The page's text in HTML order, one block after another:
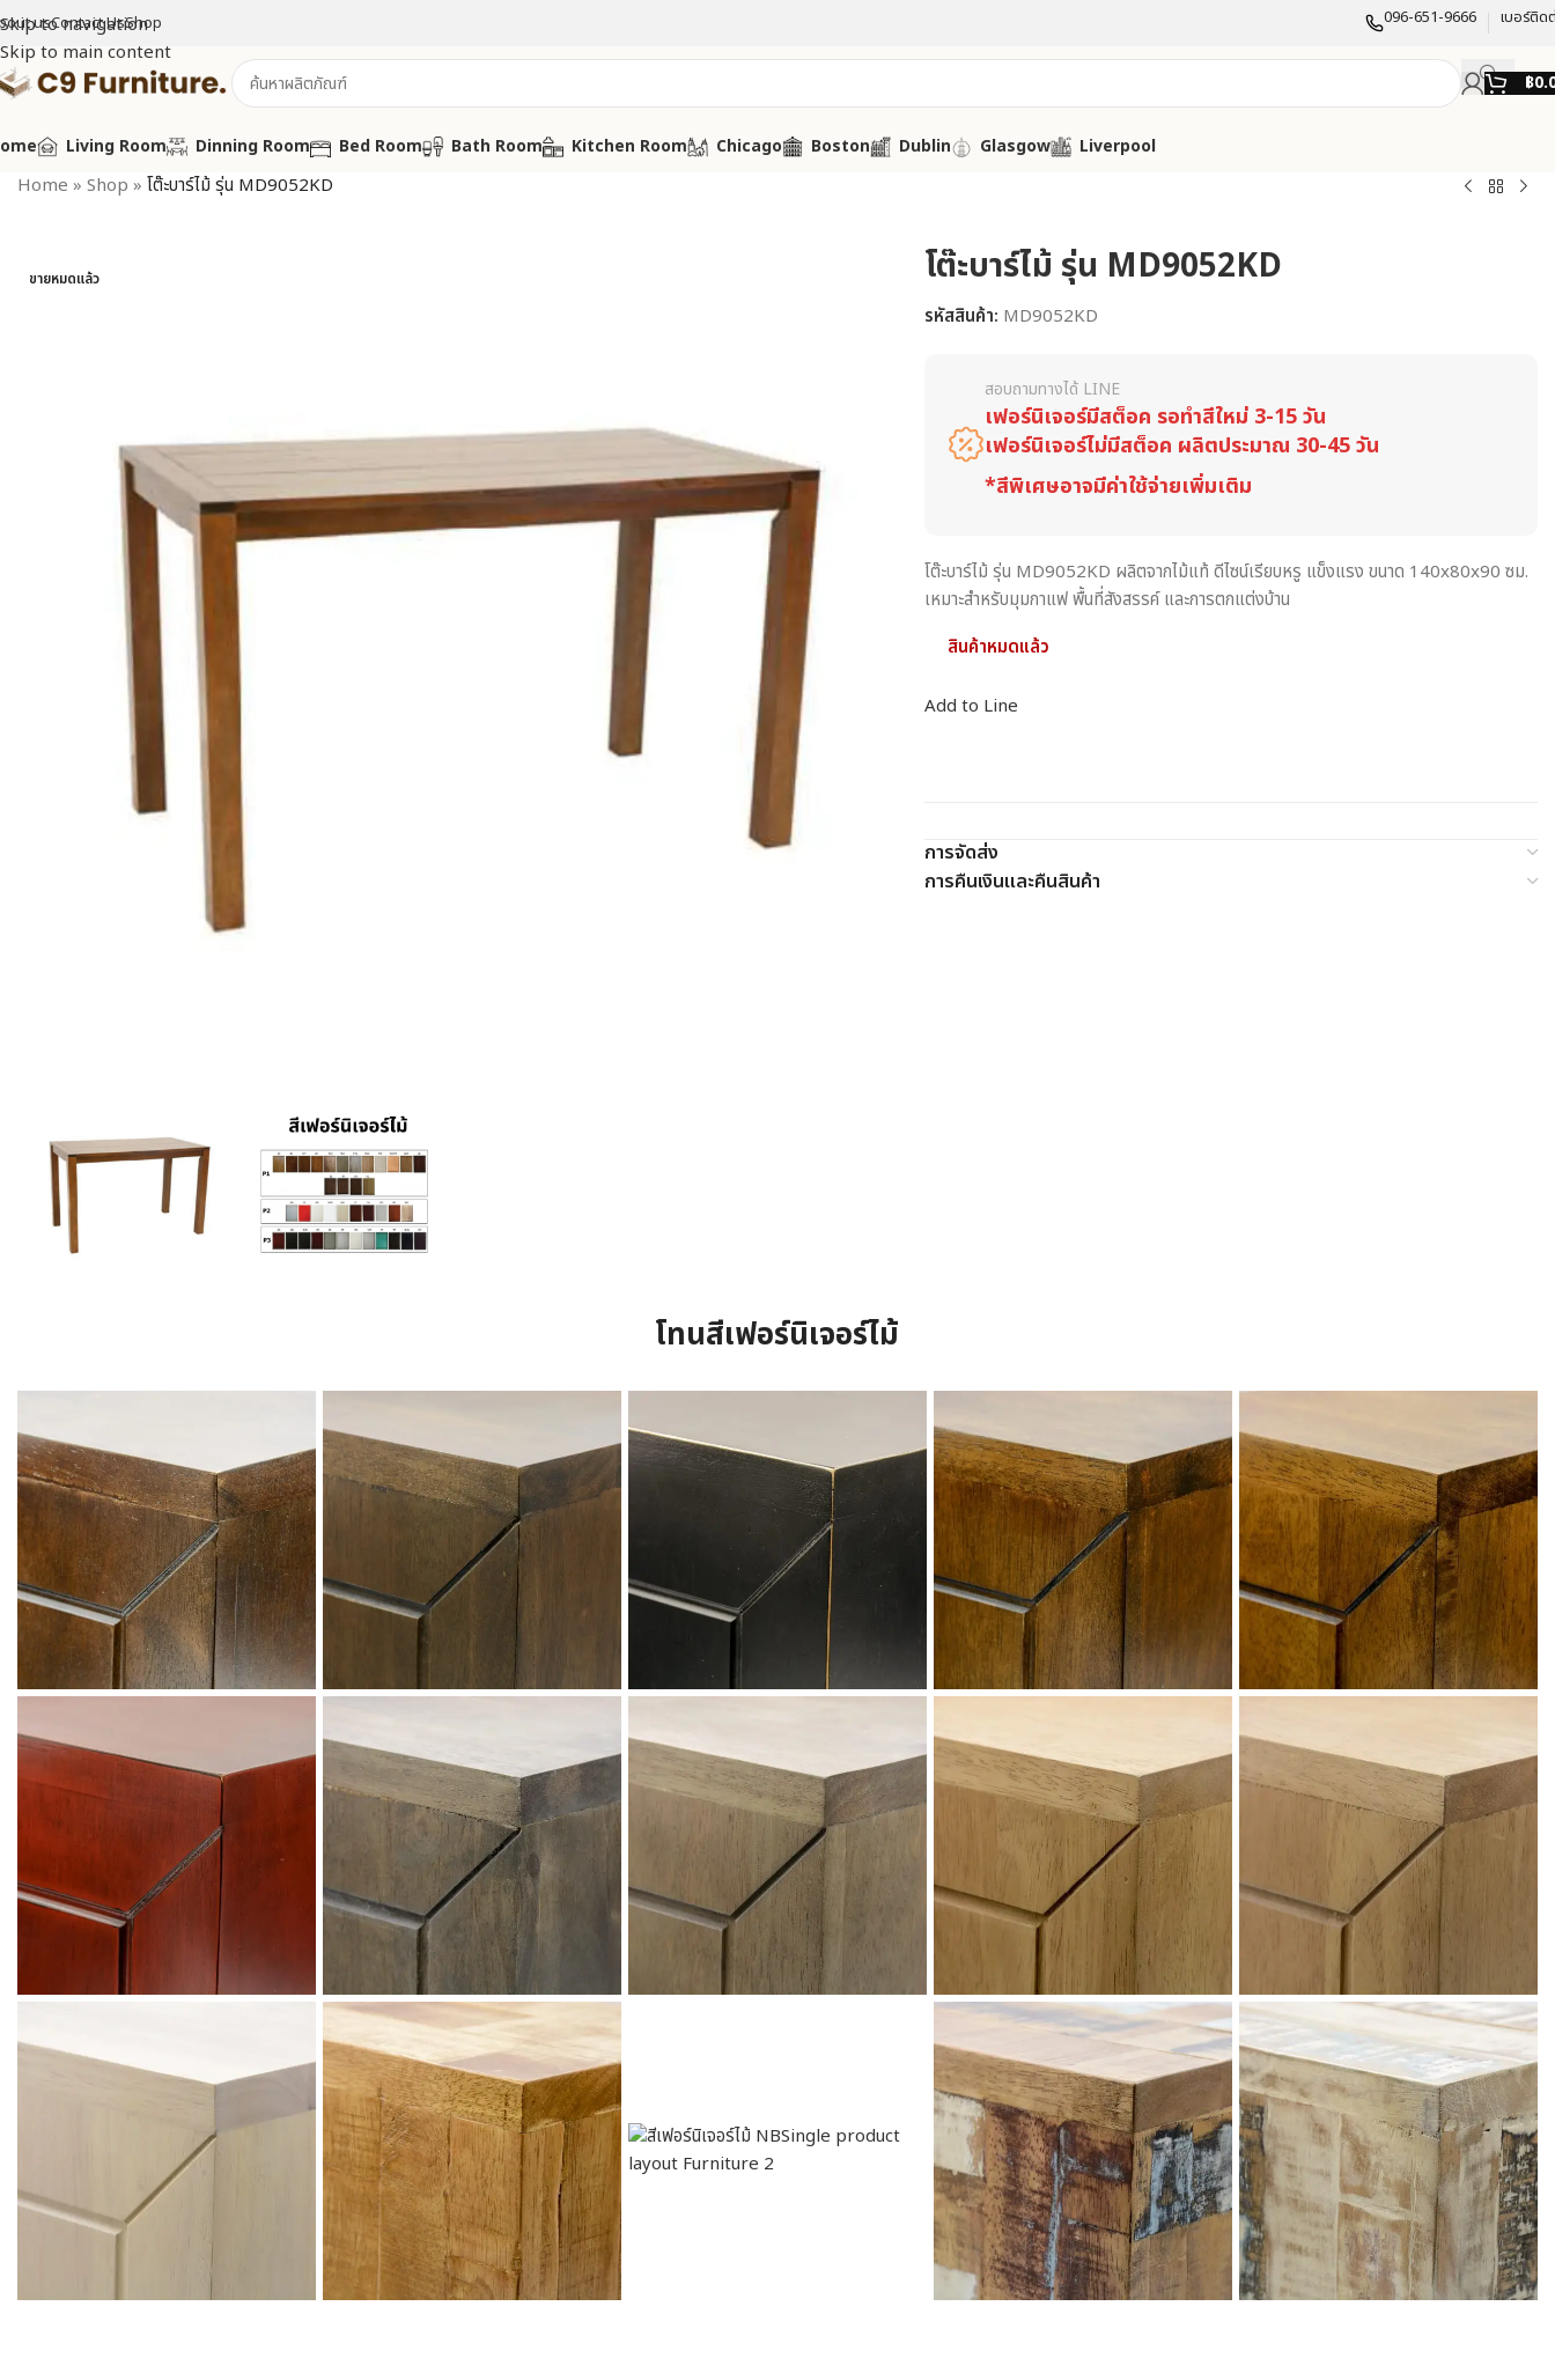
Skip to navigation
Skip to main content
usContact UsShop 096-651-9666 เบอร์ติด
฿
Living Room Dinning Room Bed Room Bath Room Kitchen Room Chicago Boston Dublin Glasgow Liverpool
Home » Shop » โต๊ะบาร์ไม้ รุ่น MD9052KD
ขายหมดแล้ว โต๊ะบาร์ไม้ รุ่น MD9052KD
รหัสสินค้า: MD9052KD
สอบถามทางได้ LINE
เฟอร์นิเจอร์มีสต็อค รอทำสีใหม่ 3-15 วัน
เฟอร์นิเจอร์ไม่มีสต็อค ผลิตประมาณ 30-45 วัน
*สีพิเศษอาจมีค่าใช้จ่ายเพิ่มเติม
โต๊ะบาร์ไม้ รุ่น MD9052KD ผลิตจากไม้แท้ ดีไซน์เรียบหรู แข็งแรง ขนาด 140x80x90 ซม.
เหมาะสำหรับมุมกาแฟ พื้นที่สังสรรค์ และการตกแต่งบ้าน
สินค้าหมดแล้ว
Add to Line
การจัดส่ง
การคืนเงินและคืนสินค้า
โทนสีเฟอร์นิเจอร์ไม้